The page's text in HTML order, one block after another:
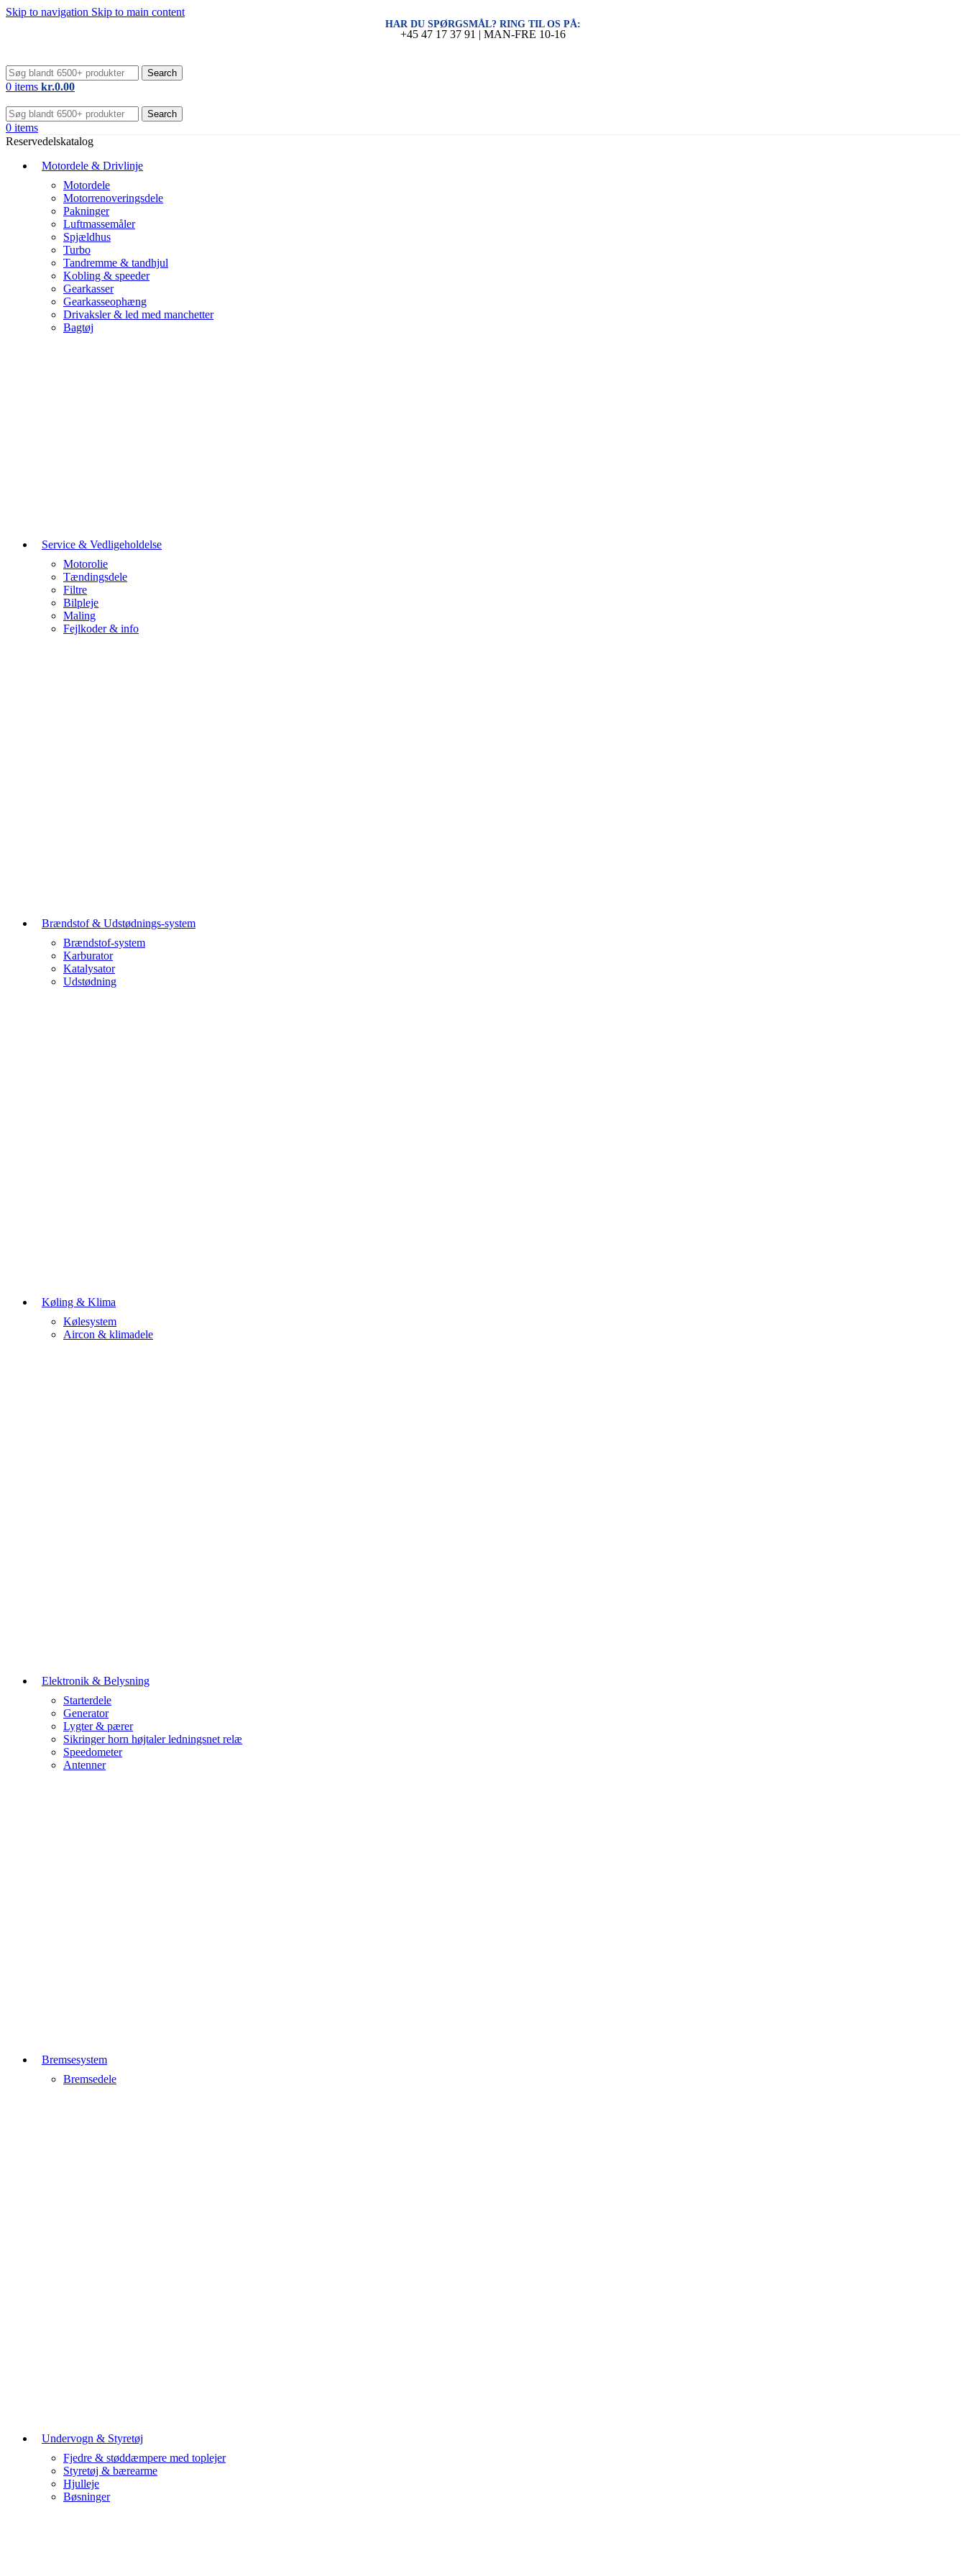
Skip to navigation Skip to main content
HAR DU SPØRGSMÅL? RING TIL OS PÅ:
+45 47 17 37 91 | MAN-FRE 10-16
Search
0 items kr.0.00
Search
0 items
Reservedelskatalog
Motordele & Drivlinje
Motordele
Motorrenoveringsdele
Pakninger
Luftmassemåler
Spjældhus
Turbo
Tandremme & tandhjul
Kobling & speeder
Gearkasser
Gearkasseophæng
Drivaksler & led med manchetter
Bagtøj
Service & Vedligeholdelse
Motorolie
Tændingsdele
Filtre
Bilpleje
Maling
Fejlkoder & info
Brændstof & Udstødnings-system
Brændstof-system
Karburator
Katalysator
Udstødning
Køling & Klima
Kølesystem
Aircon & klimadele
Elektronik & Belysning
Starterdele
Generator
Lygter & pærer
Sikringer horn højtaler ledningsnet relæ
Speedometer
Antenner
Bremsesystem
Bremsedele
Undervogn & Styretøj
Fjedre & støddæmpere med toplejer
Styretøj & bærearme
Hjulleje
Bøsninger